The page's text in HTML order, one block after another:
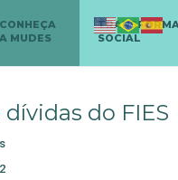
CONHEÇA
A MUDES
SOCIAL
do FIES